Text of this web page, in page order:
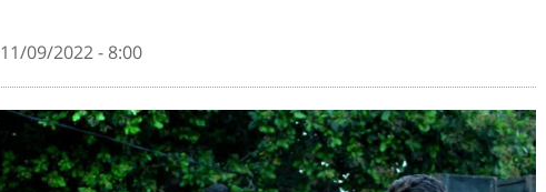
11/09/2022 - 8:00